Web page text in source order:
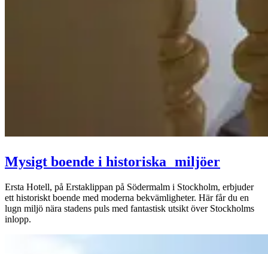
Mysigt boende i historiska miljöer
Ersta Hotell, på Erstaklippan på Södermalm i Stockholm, erbjuder
ett historiskt boende med moderna bekvämligheter. Här får du en
lugn miljö nära stadens puls med fantastisk utsikt över Stockholms
inlopp.